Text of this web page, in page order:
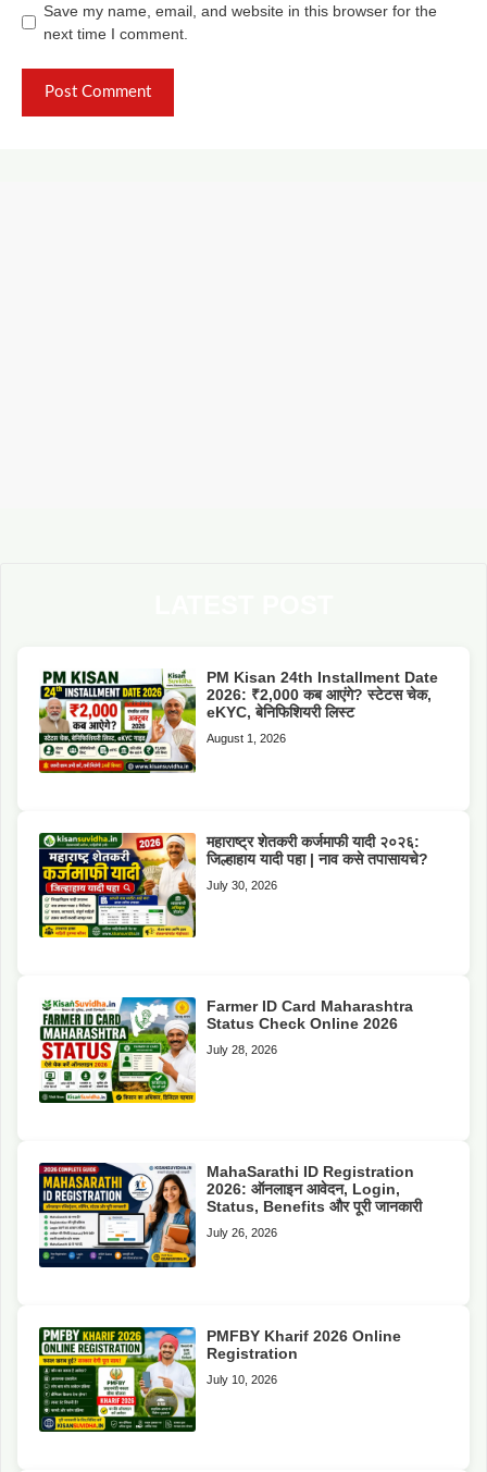
Save my name, email, and website in this browser for the
next time I comment.
PM Kisan 24th Installment Date
2026: ₹2,000 कब आएंगे? स्टेटस चेक,
eKYC, बेनिफिशियरी लिस्ट
August 1, 2026
महाराष्ट्र शेतकरी कर्जमाफी यादी २०२६:
जिल्हाहाय यादी पहा | नाव कसे तपासायचे?
July 30, 2026
Farmer ID Card Maharashtra
Status Check Online 2026
July 28, 2026
MahaSarathi ID Registration
2026: ऑनलाइन आवेदन, Login,
Status, Benefits और पूरी जानकारी
July 26, 2026
PMFBY Kharif 2026 Online
Registration
July 10, 2026